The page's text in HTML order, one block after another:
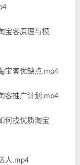
宝客原理与模
宝客优缺点.mp4
客推广计划.mp4
何找优质淘宝
人.mp4